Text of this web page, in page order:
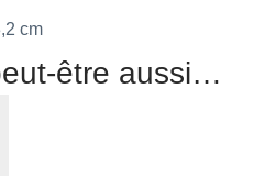
cm
être aussi…